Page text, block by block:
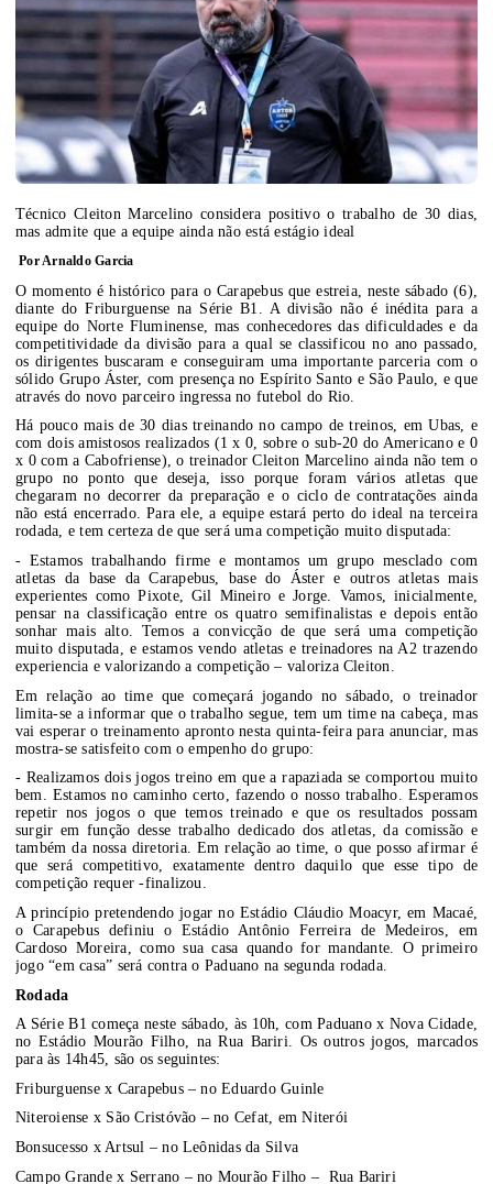
Técnico Cleiton Marcelino considera positivo o trabalho de 30 dias,
mas admite que a equipe ainda não está estágio ideal
Por Arnaldo Garcia
O momento é histórico para o Carapebus que estreia, neste sábado (6),
diante do Friburguense na Série B1. A divisão não é inédita para a
equipe do Norte Fluminense, mas conhecedores das dificuldades e da
competitividade da divisão para a qual se classificou no ano passado,
os dirigentes buscaram e conseguiram uma importante parceria com o
sólido Grupo Áster, com presença no Espírito Santo e São Paulo, e que
através do novo parceiro ingressa no futebol do Rio.
Há pouco mais de 30 dias treinando no campo de treinos, em Ubas, e
com dois amistosos realizados (1 x 0, sobre o sub-20 do Americano e 0
x 0 com a Cabofriense), o treinador Cleiton Marcelino ainda não tem o
grupo no ponto que deseja, isso porque foram vários atletas que
chegaram no decorrer da preparação e o ciclo de contratações ainda
não está encerrado. Para ele, a equipe estará perto do ideal na terceira
rodada, e tem certeza de que será uma competição muito disputada:
- Estamos trabalhando firme e montamos um grupo mesclado com
atletas da base da Carapebus, base do Áster e outros atletas mais
experientes como Pixote, Gil Mineiro e Jorge. Vamos, inicialmente,
pensar na classificação entre os quatro semifinalistas e depois então
sonhar mais alto. Temos a convicção de que será uma competição
muito disputada, e estamos vendo atletas e treinadores na A2 trazendo
experiencia e valorizando a competição – valoriza Cleiton.
Em relação ao time que começará jogando no sábado, o treinador
limita-se a informar que o trabalho segue, tem um time na cabeça, mas
vai esperar o treinamento apronto nesta quinta-feira para anunciar, mas
mostra-se satisfeito com o empenho do grupo:
- Realizamos dois jogos treino em que a rapaziada se comportou muito
bem. Estamos no caminho certo, fazendo o nosso trabalho. Esperamos
repetir nos jogos o que temos treinado e que os resultados possam
surgir em função desse trabalho dedicado dos atletas, da comissão e
também da nossa diretoria. Em relação ao time, o que posso afirmar é
que será competitivo, exatamente dentro daquilo que esse tipo de
competição requer -finalizou.
A princípio pretendendo jogar no Estádio Cláudio Moacyr, em Macaé,
o Carapebus definiu o Estádio Antônio Ferreira de Medeiros, em
Cardoso Moreira, como sua casa quando for mandante. O primeiro
jogo “em casa” será contra o Paduano na segunda rodada.
Rodada
A Série B1 começa neste sábado, às 10h, com Paduano x Nova Cidade,
no Estádio Mourão Filho, na Rua Bariri. Os outros jogos, marcados
para às 14h45, são os seguintes:
Friburguense x Carapebus – no Eduardo Guinle
Niteroiense x São Cristóvão – no Cefat, em Niterói
Bonsucesso x Artsul – no Leônidas da Silva
Campo Grande x Serrano – no Mourão Filho – Rua Bariri